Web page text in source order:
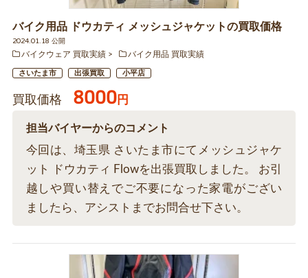
バイク用品 ドウカティ メッシュジャケットの買取価格
2024.01.18 公開
バイクウェア 買取実績
バイク用品 買取実績
さいたま市 出張買取 小平店
買取価格 8000円
担当バイヤーからのコメント
今回は、埼玉県 さいたま市にてメッシュジャケ
ット ドウカティ Flowを出張買取しました。 お引
越しや買い替えでご不要になった家電がござい
ましたら、アシストまでお問合せ下さい。